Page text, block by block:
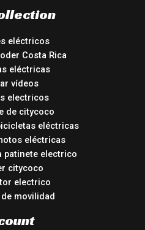
eléctricos
Costa Rica
eléctricas
vídeos
electricos
de citycoco
eléctricas
eléctricas
patinete electrico
citycoco
electrico
movilidad